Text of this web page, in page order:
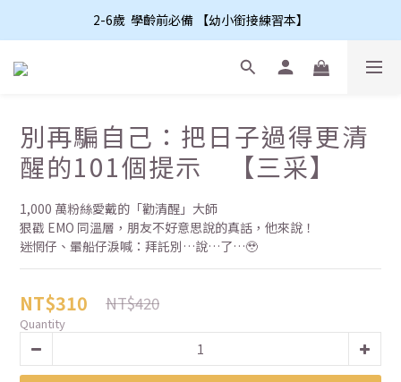
2-6歲  學齡前必備 【幼小銜接練習本】
別再騙自己：把日子過得更清
醒的101個提示 【三采】
1,000 萬粉絲愛戴的「勸清醒」大師
狠戳 EMO 同溫層，朋友不好意思說的真話，他來說！
迷惘仔、暈船仔淚喊：拜託別…說…了…🥹
NT$310 NT$420
Quantity